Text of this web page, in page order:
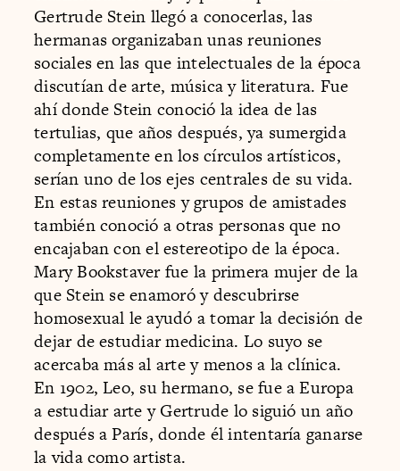
Gertrude Stein llegó a conocerlas, las
hermanas organizaban unas reuniones
sociales en las que intelectuales de la época
discutían de arte, música y literatura. Fue
ahí donde Stein conoció la idea de las
tertulias, que años después, ya sumergida
completamente en los círculos artísticos,
serían uno de los ejes centrales de su vida.
En estas reuniones y grupos de amistades
también conoció a otras personas que no
encajaban con el estereotipo de la época.
Mary Bookstaver fue la primera mujer de la
que Stein se enamoró y descubrirse
homosexual le ayudó a tomar la decisión de
dejar de estudiar medicina. Lo suyo se
acercaba más al arte y menos a la clínica.
En 1902, Leo, su hermano, se fue a Europa
a estudiar arte y Gertrude lo siguió un año
después a París, donde él intentaría ganarse
la vida como artista.